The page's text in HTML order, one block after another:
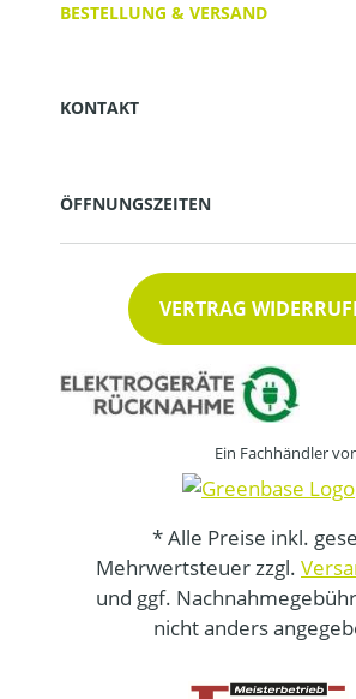
BESTELLUNG & VERSAND
KONTAKT
ÖFFNUNGSZEITEN
VERTRAG
Ein Fachhändler
* Alle Preise inkl.
Mehrwertsteuer zzgl.
und ggf.
nicht anders